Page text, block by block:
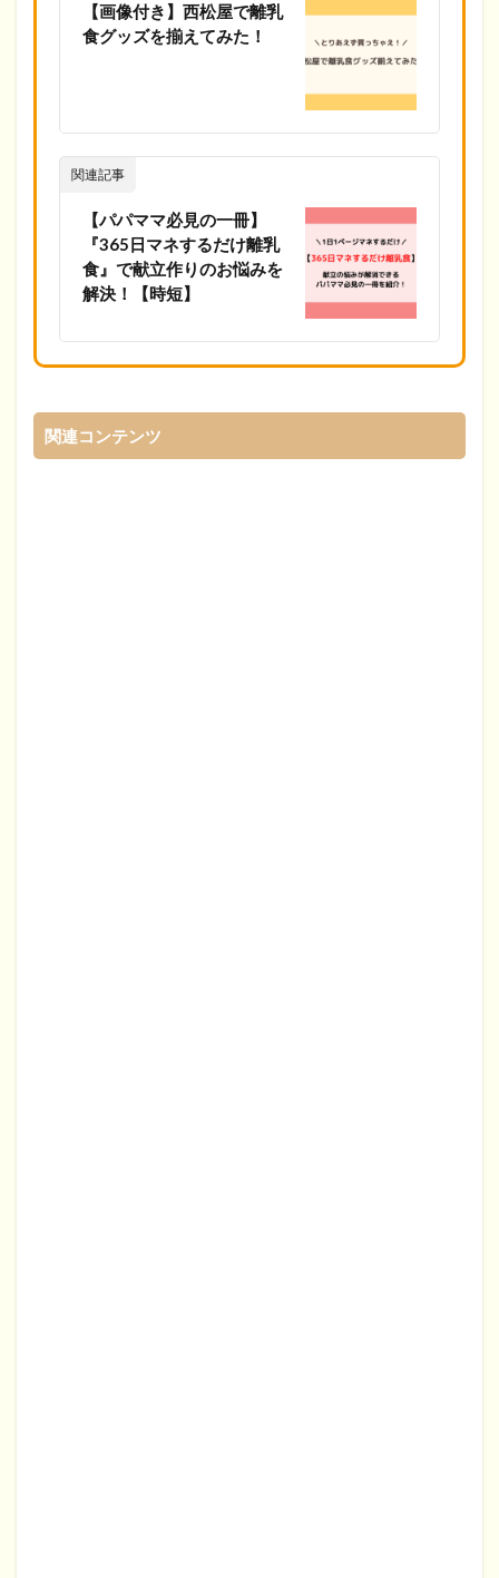
【画像付き】西松屋で離乳
食グッズを揃えてみた！
関連記事
【パパママ必見の一冊】
『365日マネするだけ離乳
食』で献立作りのお悩みを
解決！【時短】
関連コンテンツ